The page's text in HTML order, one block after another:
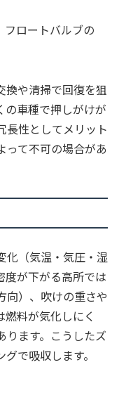
ロートバルブの
換や清掃で回復を狙
の車種で押しがけが
長性としてメリット
って不可の場合があ
化（気温・気圧・湿
度が下がる高所では
向）、吹けの重さや
料が気化しにく
ります。こうしたズ
で吸収します。